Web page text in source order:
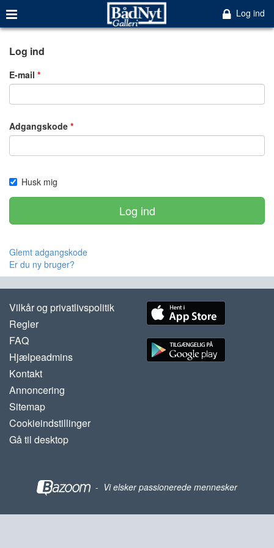
Log ind
Log ind
E-mail
Adgangskode
Husk mig
Log ind
Glemt adgangskode
Er du ny bruger?
Vilkår og privatlivspolitik
Regler
FAQ
Hjælpeadmins
Kontakt
Annoncering
Sitemap
Cookieindstillinger
Gå til desktop
- Vi elsker passionerede mennesker